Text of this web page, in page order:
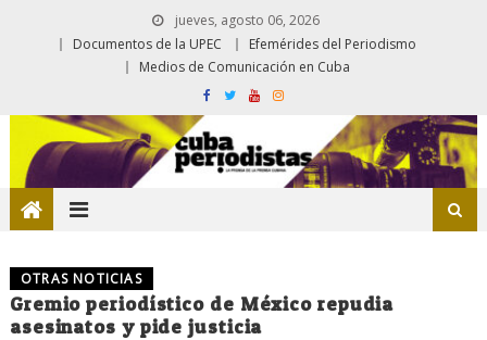
jueves, agosto 06, 2026
Documentos de la UPEC
Efemérides del Periodismo
Medios de Comunicación en Cuba
OTRAS NOTICIAS
Gremio periodístico de México repudia
asesinatos y pide justicia